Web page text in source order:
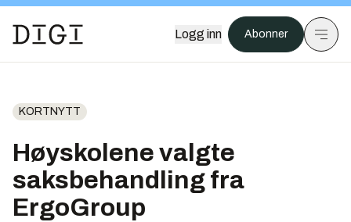
Logg inn Abonner
KORTNYTT
Høyskolene valgte
saksbehandling fra
ErgoGroup